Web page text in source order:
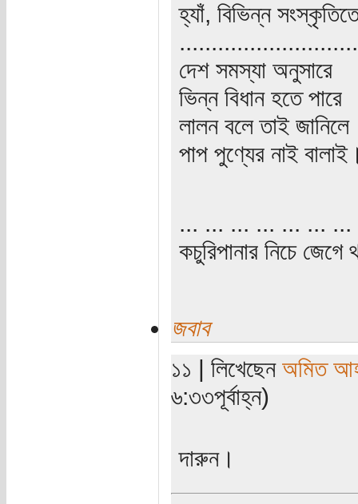
হ্যাঁ, বিভিন্ন
দেশ সমস্যা অনুসারে
ভিন্ন বিধান হতে পারে
লালন বলে তাই জানিলে
পাপ পুণ্যের নাই
... ... ... ... ... ...
কচুরিপানার নিচে জেগে
জবাব
১১ | লিখেছেন অমিত
৬:৩৩পূর্বাহ্ন)
দারুন।